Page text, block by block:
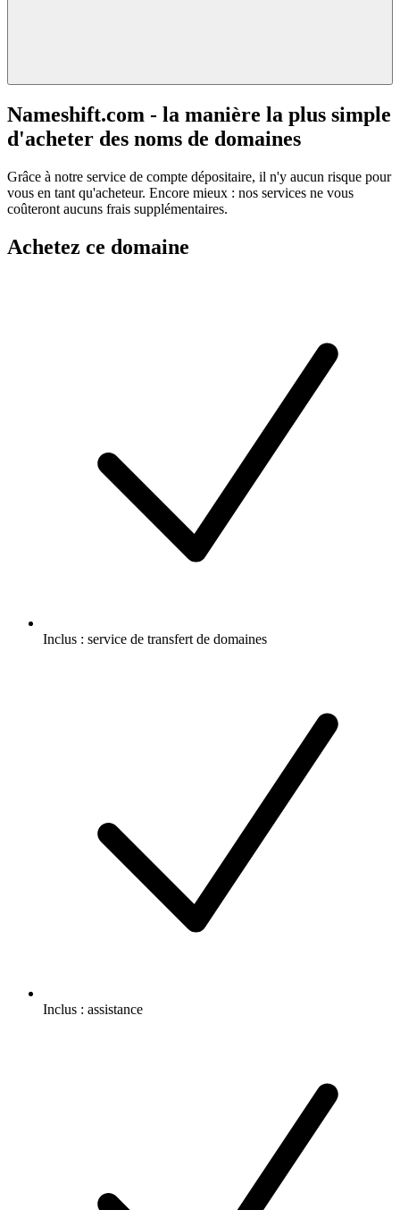
Nameshift.com - la manière la plus simple
d'acheter des noms de domaines
Grâce à notre service de compte dépositaire, il n'y aucun risque pour
vous en tant qu'acheteur. Encore mieux : nos services ne vous
coûteront aucuns frais supplémentaires.
Achetez ce domaine
Inclus : service de transfert de domaines
Inclus : assistance